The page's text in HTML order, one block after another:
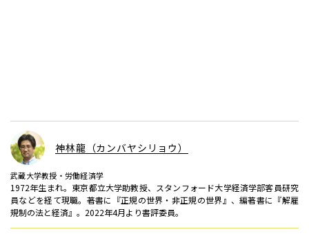
神林龍（カンバヤシリョウ）
武蔵大学教授・労働経済学
1972年生まれ。東京都立大学助教授、スタンフォード大学経済学部客員研究
員などを経て現職。著書に『正規の世界・非正規の世界』、編著書に『解雇
規制の法と経済』。2022年4月より書評委員。